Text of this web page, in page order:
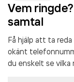
Vem
samtal
Få hjälp att ta
okänt
du enskelt se vilka